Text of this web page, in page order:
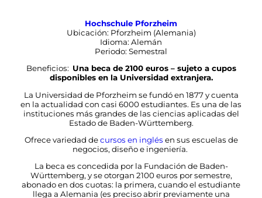
Hochschule Pforzheim
Ubicación: Pforzheim (Alemania)
Idioma: Alemán
Periodo: Semestral
Beneficios: Una beca de 2100 euros – sujeto a cupos
disponibles en la Universidad extranjera.
La Universidad de Pforzheim se fundó en 1877 y cuenta
en la actualidad con casi 6000 estudiantes. Es una de las
instituciones más grandes de las ciencias aplicadas del
Estado de Baden-Württemberg.
Ofrece variedad decursos en inglés en sus escuelas de
negocios, diseño e ingeniería.
La beca es concedida por la Fundación de Baden-
Württemberg, y se otorgan 2100 euros por semestre,
abonado en dos cuotas: la primera, cuando el estudiante
llega a Alemania (es preciso abrir previamente una